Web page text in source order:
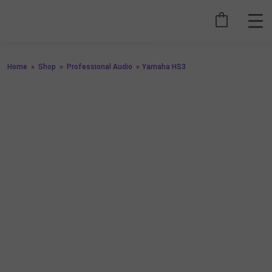
Home » Shop » Professional Audio » Yamaha HS3